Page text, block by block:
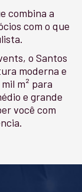
combina a
com o que
o Santos
moderna e
m² para
e grande
você com